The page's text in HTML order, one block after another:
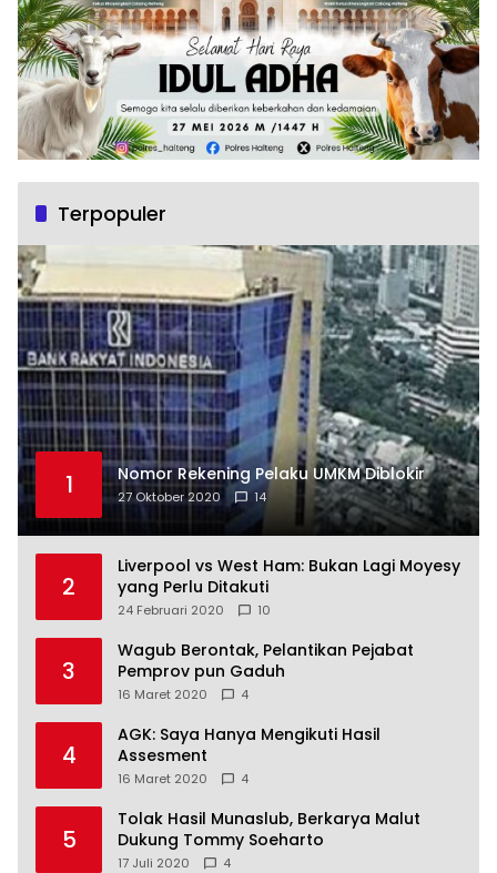
Terpopuler
1 Nomor Rekening Pelaku UMKM Diblokir
27 Oktober 2020 14
2
Liverpool vs West Ham: Bukan Lagi Moyesy
yang Perlu Ditakuti
24 Februari 2020 10
3
Wagub Berontak, Pelantikan Pejabat
Pemprov pun Gaduh
16 Maret 2020 4
4
AGK: Saya Hanya Mengikuti Hasil
Assesment
16 Maret 2020 4
5
Tolak Hasil Munaslub, Berkarya Malut
Dukung Tommy Soeharto
17 Juli 2020 4